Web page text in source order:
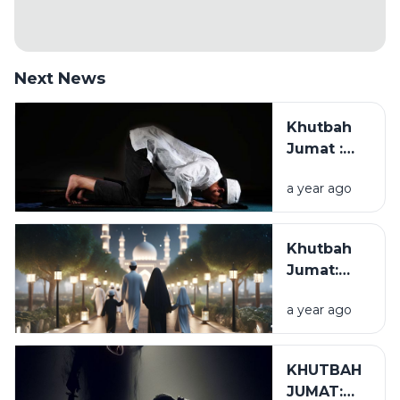
Next News
Khutbah
Jumat :
Khatimah
a year ago
Khutbah
Jumat:
Adalah
Tiang
a year ago
KHUTBAH
JUMAT: